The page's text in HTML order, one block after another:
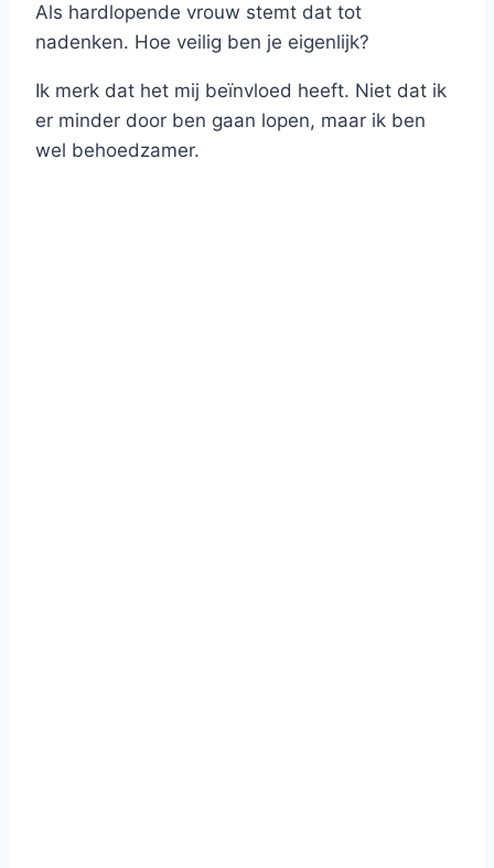
Als hardlopende vrouw stemt dat tot
nadenken. Hoe veilig ben je eigenlijk?
Ik merk dat het mij beïnvloed heeft. Niet dat ik
er minder door ben gaan lopen, maar ik ben
wel behoedzamer.